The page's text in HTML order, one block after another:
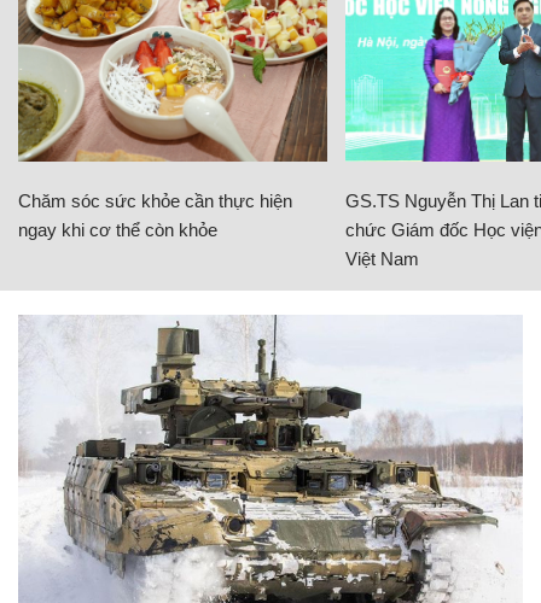
Chăm sóc sức khỏe cần thực hiện
ngay khi cơ thể còn khỏe
GS.TS Nguyễn Thị Lan
chức Giám đốc Học
Việt Nam